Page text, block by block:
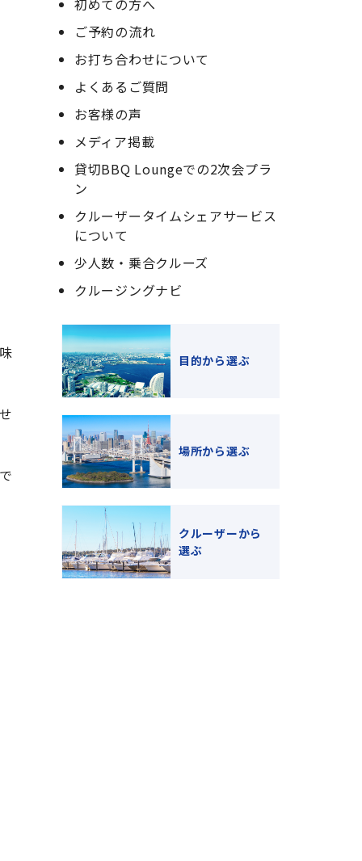
初めての方へ
ご予約の流れ
お打ち合わせについて
よくあるご質問
お客様の声
メディア掲載
貸切BBQ Loungeでの2次会プラ
ン
クルーザータイムシェアサービス
について
少人数・乗合クルーズ
クルージングナビ
目的から選ぶ
場所から選ぶ
クルーザーから
選ぶ